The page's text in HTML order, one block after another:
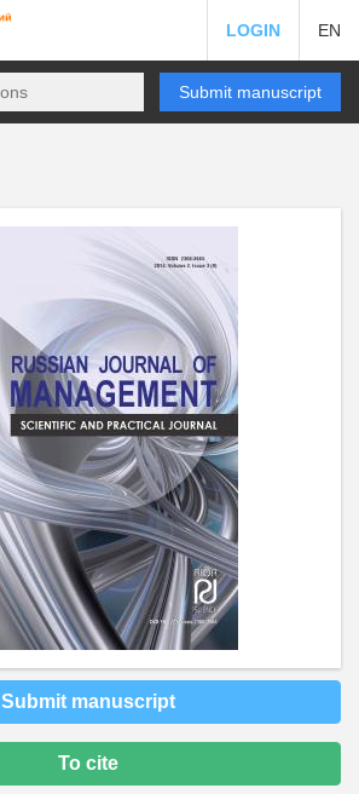
LOGIN EN
Submit manuscript
Submit manuscript
To cite